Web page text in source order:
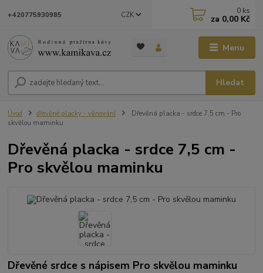
Menu
CZK
Hledat
+420775930985 0 ks
za 0,00 Kč
Úvod dřevěné placky - věnování
Dřevěná placka - srdce 7,5 cm - Pro
skvělou maminku
Dřevěná placka - srdce 7,5 cm -
Pro skvělou maminku
Dřevěné srdce s nápisem Pro skvělou maminku